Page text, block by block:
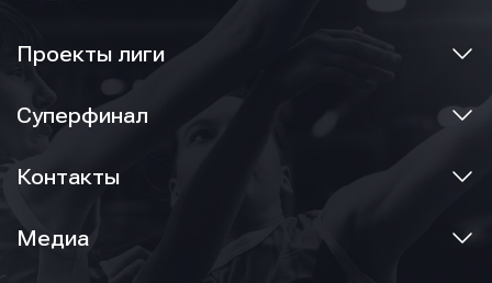
Проекты лиги
Суперфинал
Контакты
Медиа